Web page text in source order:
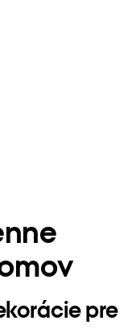
pre